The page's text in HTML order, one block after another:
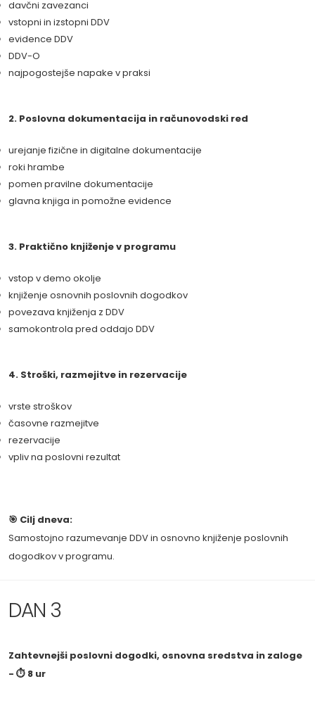
davčni zavezanci
vstopni in izstopni DDV
evidence DDV
DDV-O
najpogostejše napake v praksi
2. Poslovna dokumentacija in računovodski red
urejanje fizične in digitalne dokumentacije
roki hrambe
pomen pravilne dokumentacije
glavna knjiga in pomožne evidence
3. Praktično knjiženje v programu
vstop v demo okolje
knjiženje osnovnih poslovnih dogodkov
povezava knjiženja z DDV
samokontrola pred oddajo DDV
4. Stroški, razmejitve in rezervacije
vrste stroškov
časovne razmejitve
rezervacije
vpliv na poslovni rezultat
🎯 Cilj dneva:
Samostojno razumevanje DDV in osnovno knjiženje poslovnih
dogodkov v programu.
DAN 3
Zahtevnejši poslovni dogodki, osnovna sredstva in zaloge
- ⏱ 8 ur